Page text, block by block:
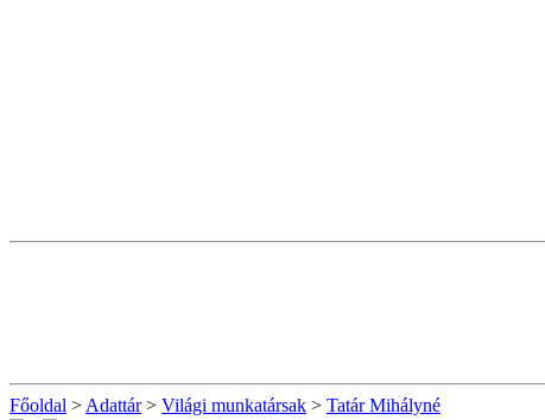
Főoldal > Adattár> Világi munkatársak > Tatár Mihályné